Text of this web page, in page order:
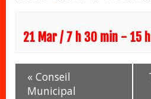
21 Mar / 7 h 30 min -15
Navigation
Évènement
« Conseil
Municipal